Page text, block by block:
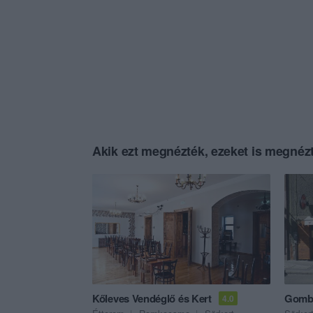
Akik ezt megnézték, ezeket is
Kőleves Vendéglő és Kert 4.0